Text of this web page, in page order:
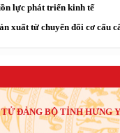
lực phát triển kinh tế
xuất từ chuyển đổi cơ cấu
ĐẢNG BỘ TỈNH HƯNG